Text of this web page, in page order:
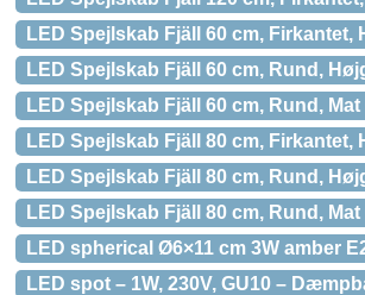
LED Spejlskab Fjäll 60 cm, Firkantet,
LED Spejlskab Fjäll 60 cm, Rund,
LED Spejlskab Fjäll 60 cm, Rund, Mat
LED Spejlskab Fjäll 80 cm, Firkantet,
LED Spejlskab Fjäll 80 cm, Rund,
LED Spejlskab Fjäll 80 cm, Rund, Mat
LED spherical Ø6×11 cm 3W amber
LED spot – 1W, 230V, GU10 –